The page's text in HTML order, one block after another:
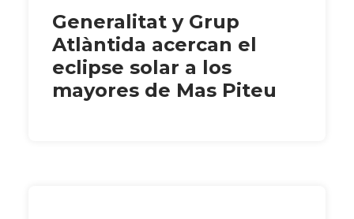
Generalitat y Grup
Atlàntida acercan el
eclipse solar a los
mayores de Mas Piteu